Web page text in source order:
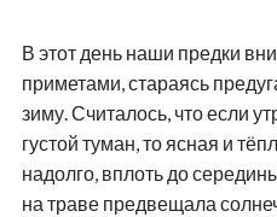
В этот день наши предки
приметами, стараясь
зиму. Считалось, что если
густой туман, то ясная и
надолго, вплоть до
на траве предвещала